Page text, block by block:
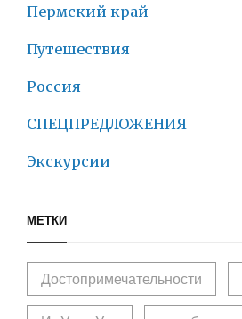
Пермский край
Путешествия
Россия
СПЕЦПРЕДЛОЖЕНИЯ
Экскурсии
МЕТКИ
Достопримечательности